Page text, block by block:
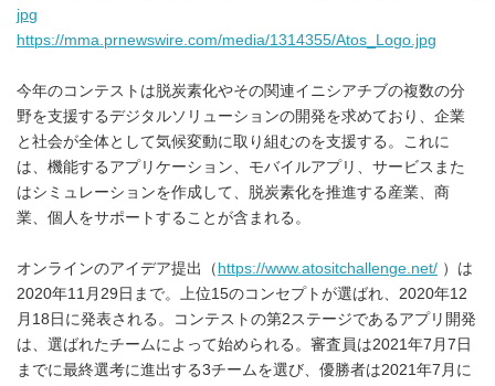
jpg
https://mma.prnewswire.com/media/1314355/Atos_Logo.jpg
今年のコンテストは脱炭素化やその関連イニシアチブの複数の分
野を支援するデジタルソリューションの開発を求めており、企業
と社会が全体として気候変動に取り組むのを支援する。これに
は、機能するアプリケーション、モバイルアプリ、サービスまた
はシミュレーションを作成して、脱炭素化を推進する産業、商
業、個人をサポートすることが含まれる。
オンラインのアイデア提出（ https://www.atositchallenge.net/ ）は
2020年11月29日まで。上位15のコンセプトが選ばれ、2020年12
月18日に発表される。コンテストの第2ステージであるアプリ開発
は、選ばれたチームによって始められる。審査員は2021年7月7日
までに最終選考に進出する3チームを選び、優勝者は2021年7月に